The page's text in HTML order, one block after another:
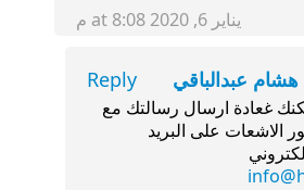
يناير 6, 2020 at 8:08 م
عبدالباقي Reply
غعادة ارسال رسالتك مع
الاشعات على البريد